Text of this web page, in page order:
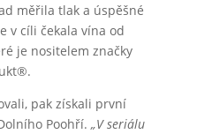
měřila tlak a úspěšné
v cíli čekala vína od
je nositelem značky
pak získali první
Poohří. „V seriálu